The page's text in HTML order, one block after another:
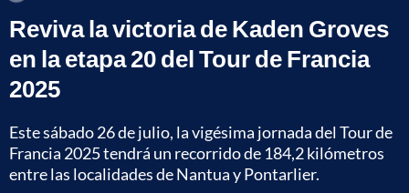
Reviva la victoria de Kaden Groves
en la etapa 20 del Tour de Francia
2025
Este sábado 26 de julio, la vigésima jornada del Tour de
Francia 2025 tendrá un recorrido de 184,2 kilómetros
entre las localidades de Nantua y Pontarlier.